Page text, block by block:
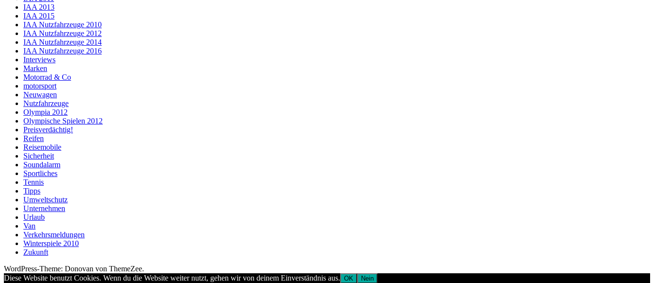
IAA 2013
IAA 2015
IAA Nutzfahrzeuge 2010
IAA Nutzfahrzeuge 2012
IAA Nutzfahrzeuge 2014
IAA Nutzfahrzeuge 2016
Interviews
Marken
Motorrad & Co
motorsport
Neuwagen
Nutzfahrzeuge
Olympia 2012
Olympische Spielen 2012
Preisverdächtig!
Reifen
Reisemobile
Sicherheit
Soundalarm
Sportliches
Tennis
Tipps
Umweltschutz
Unternehmen
Urlaub
Van
Verkehrsmeldungen
Winterspiele 2010
Zukunft
WordPress-Theme: Donovan von ThemeZee.
Diese Website benutzt Cookies. Wenn du die Website weiter nutzt, gehen wir von deinem Einverständnis aus. OK Nein